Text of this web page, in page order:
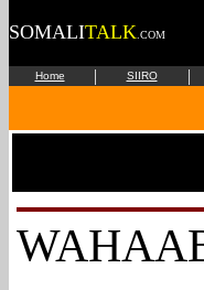
SOMALITALK .COM
Home | SIIRO |